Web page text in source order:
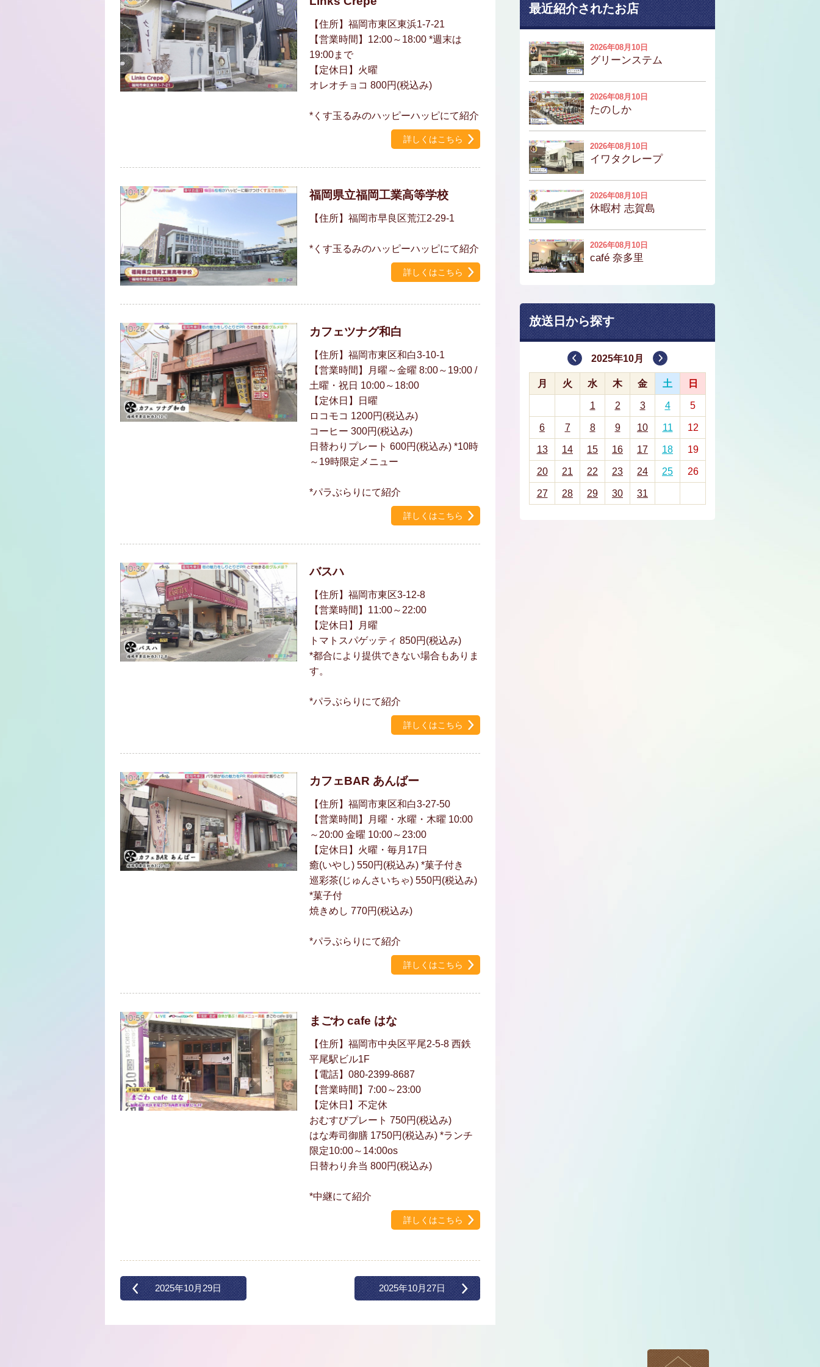
【住所】福岡市東区東浜1-7-21
【営業時間】12:00～18:00 *週末は
19:00まで
【定休日】火曜
オレオチョコ 800円(税込み)
*くす玉るみのハッピーハッピにて紹介
詳しくはこちら
福岡県立福岡工業高等学校
【住所】福岡市早良区荒江2-29-1
*くす玉るみのハッピーハッピにて紹介
詳しくはこちら
カフェツナグ和白
【住所】福岡市東区和白3-10-1
【営業時間】月曜～金曜 8:00～19:00 /
土曜・祝日 10:00～18:00
【定休日】日曜
ロコモコ 1200円(税込み)
コーヒー 300円(税込み)
日替わりプレート 600円(税込み) *10時
～19時限定メニュー
*パラぶらりにて紹介
詳しくはこちら
バスハ
【住所】福岡市東区3-12-8
【営業時間】11:00～22:00
【定休日】月曜
トマトスパゲッティ 850円(税込み)
*都合により提供できない場合もありま
す。
*パラぶらりにて紹介
詳しくはこちら
カフェBAR あんばー
【住所】福岡市東区和白3-27-50
【営業時間】月曜・水曜・木曜 10:00
～20:00 金曜 10:00～23:00
【定休日】火曜・毎月17日
癒(いやし) 550円(税込み) *菓子付き
巡彩茶(じゅんさいちゃ) 550円(税込み)
*菓子付
焼きめし 770円(税込み)
*パラぶらりにて紹介
詳しくはこちら
まごわ cafe はな
【住所】福岡市中央区平尾2-5-8 西鉄
平尾駅ビル1F
【電話】080-2399-8687
【営業時間】7:00～23:00
【定休日】不定休
おむすびプレート 750円(税込み)
はな寿司御膳 1750円(税込み) *ランチ
限定10:00～14:00os
日替わり弁当 800円(税込み)
*中継にて紹介
詳しくはこちら
2025年10月29日 2025年10月27日
最近紹介されたお店
2026年08月10日
グリーンステム
2026年08月10日
たのしか
2026年08月10日
イワタクレープ
2026年08月10日
休暇村 志賀島
2026年08月10日
café 奈多里
放送日から探す
2025年10月
月 火 水 木 金 土 日
1 2 3 4 5
6 7 8 9 10 11 12
13 14 15 16 17 18 19
20 21 22 23 24 25 26
27 28 29 30 31